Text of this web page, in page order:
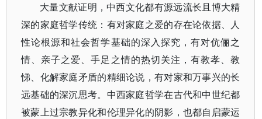
大量文献证明，中西文化都有源远流长且博大精
深的家庭哲学传统：有对家庭之爱的存在论依据、人
性论根源和社会哲学基础的深入探究，有对伉俪之
情、亲子之爱、手足之情的热切关注，有教孝、教
悌、化解家庭矛盾的精细论说，有对家和万事兴的长
远基础的深沉思考。中西家庭哲学在古代和中世纪都
被蒙上过宗教异化和伦理异化的阴影，也都自启蒙运